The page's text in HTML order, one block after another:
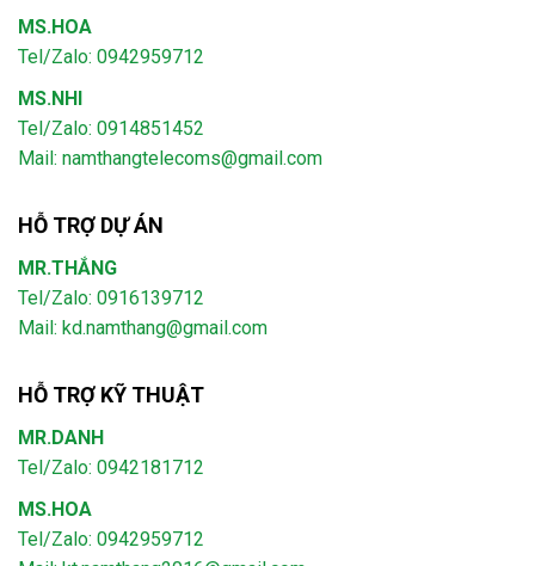
MS.HOA
Tel/Zalo: 0942959712
MS.NHI
Tel/Zalo: 0914851452
Mail: namthangtelecoms@gmail.com
HỖ TRỢ DỰ ÁN
MR.THẮNG
Tel/Zalo: 0916139712
Mail: kd.namthang@gmail.com
HỖ TRỢ KỸ THUẬT
MR.DANH
Tel/Zalo: 0942181712
MS.HOA
Tel/Zalo: 0942959712